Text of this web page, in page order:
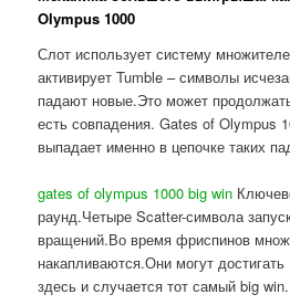
Olympus 1000
Слот использует систему
активирует Tumble – символы
падают новые.Это может
есть совпадения. Gates of Olympus
выпадает именно в цепочке таких
gates of olympus 1000 big win
раунд.Четыре Scatter-символа
вращений.Во время фриспинов
накапливаются.Они могут
здесь и случается тот самый big win.